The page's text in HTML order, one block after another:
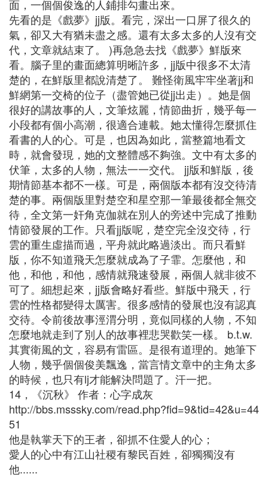
面，一個個俊逸的人鋪排勾畫出來。
先看的是《戲夢》jj版。看完，深出一口屏了很久的
氣，卻又大有猶未盡之感。還有太多太多的人沒有交
代，文章就結束了。 )再急急去找《戲夢》鮮版來
看。腦子里的畫面總算明晰許多，jj版中很多不太清
楚的，在鮮版里都說清楚了。 難怪衛風牢牢坐著jj和
鮮網第一交椅的位子（盡管她已從jj出走）。她是個
很好的講故事的人，文筆炫麗，情節曲折，幾乎每一
小段都有個小高潮，很適合連載。她太懂得怎麼抓住
看書的人的心。可是，也因為如此，當整篇地看文
時，就會發現，她的文整體感不夠強。文中有太多的
伏筆，太多的人物，無法一一交代。 jj版和鮮版，後
期情節基本都不一樣。可是，兩個版本都有沒交待清
楚的事。兩個版里對楚空和星空那一筆最後都全無交
待，全文第一奸角克伽就在別人的旁述中完成了推動
情節發展的工作。只看jj版呢，楚空完全沒交待，行
雲的重生虛描而過，平舟就此略過淡出。而只看鮮
版，你不知道飛天怎麼就成為了子霏。怎麼他，和
他，和他，和他，感情就飛速發展，兩個人就非彼不
可了。細想起來，jj版會略好看些。鮮版中飛天，行
雲的性格都變得太厲害。很多感情的發展也沒有認真
交待。令前後故事涇渭分明，竟似同樣的人物，不知
怎麼地就走到了別人的故事裡悲哭歡笑一樣。 b.t.w.
其實衛風的文，容易有雷區。是很有道理的。她筆下
人物，幾乎個個俊美飄逸，當言情文章中的主角太多
的時候，也只有lj才能解決問題了。汗一把。
14，《沉秋》 作者：心字成灰
http://bbs.msssky.com/read.php?fid=9&tid=42&u=44
51
他是執掌天下的王者，卻抓不住愛人的心；
愛人的心中有江山社稷有黎民百姓，卻獨獨沒有
他......